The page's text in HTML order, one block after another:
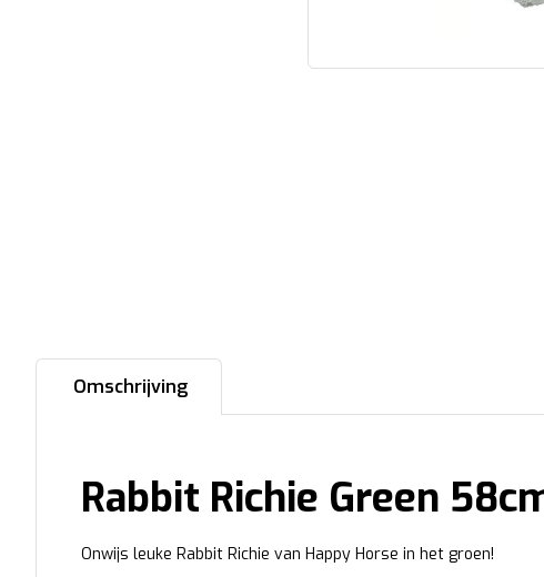
Omschrijving
Rabbit Richie Green
Onwijs leuke Rabbit Richie van Happy Horse in het groen!